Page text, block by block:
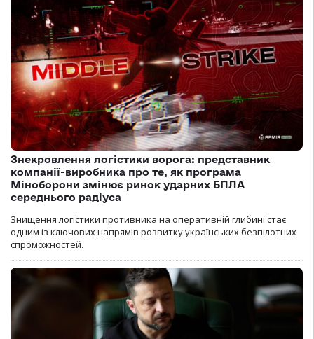
Знекровлення логістики ворога: представник
компанії-виробника про те, як програма
Міноборони змінює ринок ударних БПЛА
середнього радіуса
Знищення логістики противника на оперативній глибині стає
одним із ключових напрямів розвитку українських безпілотних
спроможностей.